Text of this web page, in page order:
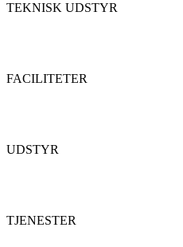
TEKNISK UDSTYR
FACILITETER
UDSTYR
TJENESTER